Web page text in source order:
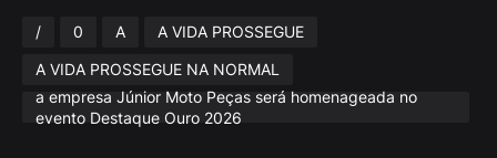
/ 0 A
A VIDA PROSSEGUE
A VIDA PROSSEGUE NA NORMAL
a empresa Júnior Moto Peças será homenageada no
evento Destaque Ouro 2026